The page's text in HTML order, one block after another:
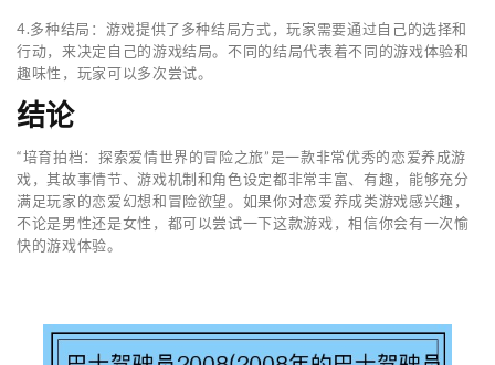
4.多种结局：游戏提供了多种结局方式，玩家需要通过自己的选择和
行动，来决定自己的游戏结局。不同的结局代表着不同的游戏体验和
趣味性，玩家可以多次尝试。
结论
“培育拍档：探索爱情世界的冒险之旅”是一款非常优秀的恋爱养成游
戏，其故事情节、游戏机制和角色设定都非常丰富、有趣，能够充分
满足玩家的恋爱幻想和冒险欲望。如果你对恋爱养成类游戏感兴趣，
不论是男性还是女性，都可以尝试一下这款游戏，相信你会有一次愉
快的游戏体验。